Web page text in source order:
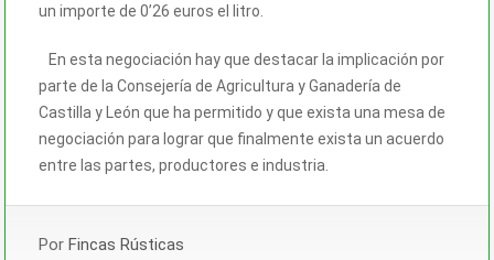
un importe de 0’26 euros el litro.
En esta negociación hay que destacar la implicación por
parte de la Consejería de Agricultura y Ganadería de
Castilla y León que ha permitido y que exista una mesa de
negociación para lograr que finalmente exista un acuerdo
entre las partes, productores e industria.
Por Fincas Rústicas